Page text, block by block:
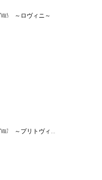
～ロヴィニ～
～プリトヴィ...